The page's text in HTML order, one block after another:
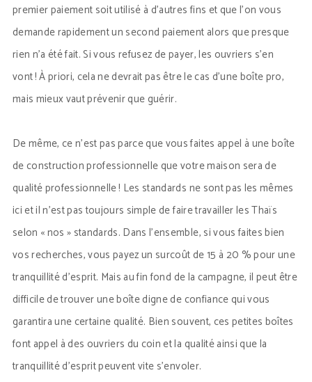
premier paiement soit utilisé à d’autres fins et que l’on vous
demande rapidement un second paiement alors que presque
rien n’a été fait. Si vous refusez de payer, les ouvriers s’en
vont ! À priori, cela ne devrait pas être le cas d’une boîte pro,
mais mieux vaut prévenir que guérir.
De même, ce n’est pas parce que vous faites appel à une boîte
de construction professionnelle que votre maison sera de
qualité professionnelle ! Les standards ne sont pas les mêmes
ici et il n’est pas toujours simple de faire travailler les Thaïs
selon « nos » standards. Dans l’ensemble, si vous faites bien
vos recherches, vous payez un surcoût de 15 à 20 % pour une
tranquillité d’esprit. Mais au fin fond de la campagne, il peut être
difficile de trouver une boîte digne de confiance qui vous
garantira une certaine qualité. Bien souvent, ces petites boîtes
font appel à des ouvriers du coin et la qualité ainsi que la
tranquillité d’esprit peuvent vite s’envoler.